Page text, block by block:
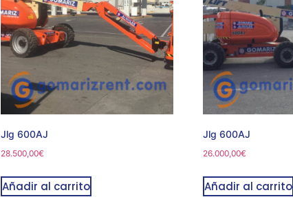
Jlg 600AJ
28.500,00€
Añadir al carrito
Jlg 600AJ
26.000,00€
Añadir al carrito